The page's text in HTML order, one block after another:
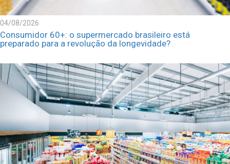
04/08/2026
Consumidor 60+: o supermercado brasileiro está
preparado para a revolução da longevidade?